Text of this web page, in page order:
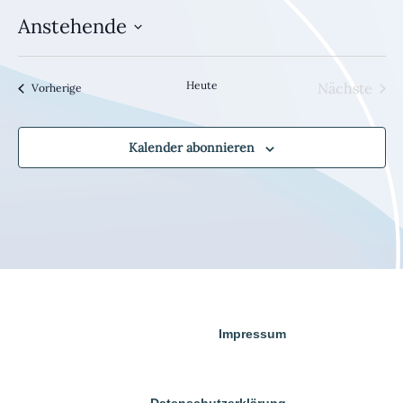
Anstehende
Datum
wählen.
VorherigeVeranstaltungen Heute
Nächste
Kalender abonnieren
Impressum